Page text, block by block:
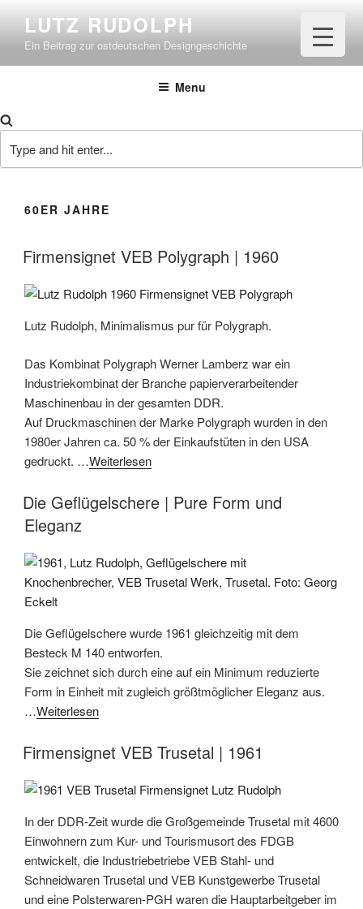
springen
LUTZ RUDOLPH
Ein Beitrag zur ostdeutschen Designgeschichte
Menu
for:
60ER JAHRE
Firmensignet VEB Polygraph | 1960
Lutz Rudolph, Minimalismus pur für Polygraph.
Das Kombinat Polygraph Werner Lamberz war ein
Industriekombinat der Branche papierverarbeitender
Maschinenbau in der gesamten DDR.
Auf Druckmaschinen der Marke Polygraph wurden in den
1980er Jahren ca. 50 % der Einkaufstüten in den USA
gedruckt. …Weiterlesen
Die Geflügelschere | Pure Form und
Eleganz
Die Geflügelschere wurde 1961 gleichzeitig mit dem
Besteck M 140 entworfen.
Sie zeichnet sich durch eine auf ein Minimum reduzierte
Form in Einheit mit zugleich größtmöglicher Eleganz aus.
…Weiterlesen
Firmensignet VEB Trusetal | 1961
In der DDR-Zeit wurde die Großgemeinde Trusetal mit 4600
Einwohnern zum Kur- und Tourismusort des FDGB
entwickelt, die Industriebetriebe VEB Stahl- und
Schneidwaren Trusetal und VEB Kunstgewerbe Trusetal
und eine Polsterwaren-PGH waren die Hauptarbeitgeber im